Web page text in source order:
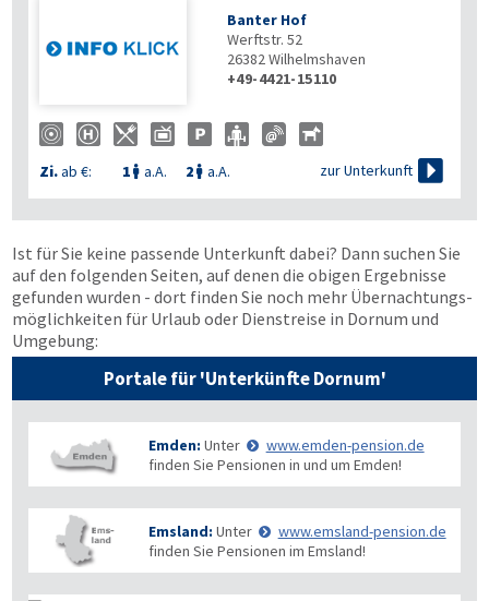
Banter Hof
Werftstr. 52
26382Wilhelmshaven
+49-4421-15110
Zi.ab €: 1  a.A. 2  a.A. zur Unterkunft 
Ist für Sie keine passende Unterkunft dabei? Dann suchen Sie
auf den folgenden Seiten, auf denen die obigen Ergebnisse
gefunden wurden - dort finden Sie noch mehr Übernachtungs­
möglichkeiten für Urlaub oder Dienstreise in Dornum und
Umgebung:
Portale für 'Unterkünfte Dornum'
Emden: Unter
www.emden-pension.de
finden Sie Pensionen in und um Emden!
Emsland: Unter
www.emsland-pension.de
finden Sie Pensionen im Emsland!